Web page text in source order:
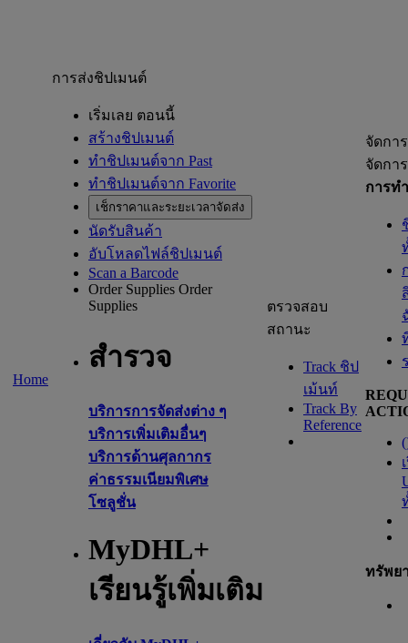
Home
การส่งชิปเมนต์
เริ่มเลย ตอนนี้
สร้างชิปเมนต์
ทำชิปเมนต์จาก Past
ทำชิปเมนต์จาก Favorite
เช็กราคาและระยะเวลาจัดส่ง
นัดรับสินค้า
อับโหลดไฟล์ชิปเมนต์
Scan a Barcode
Order Supplies Order
Supplies
สำรวจ
บริการการจัดส่งต่าง ๆ
บริการเพิ่มเติมอื่นๆ
บริการด้านศุลกากร
ค่าธรรมเนียมพิเศษ
โซลูชั่น
MyDHL+
เรียนรู้เพิ่มเติม
ตรวจสอบ
สถานะ
Track ชิป
เม้นท์
Track By
Reference
จัดกา
จัดกา
การท
(
ทรัพย